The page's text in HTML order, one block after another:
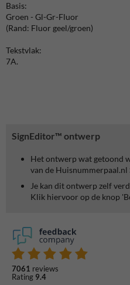
SignEditor™ ontwerp
Het ontwerp wat getoond
van de Huisnummerpaal.nl
Je kan dit ontwerp zelf
Klik hiervoor op de knop
7061 reviews
Rating 9.4
Basis:
Groen - Gl-Gr-Fluor
(Rand: Fluor geel/groen)
Tekstvlak:
7A.